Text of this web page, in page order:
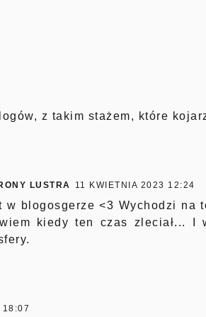
z takim stażem, które
LUSTRA 11 KWIETNIA 2023 12:24
blogosgerze <3 Wychodzi na
kiedy ten czas zleciał... I
18:07